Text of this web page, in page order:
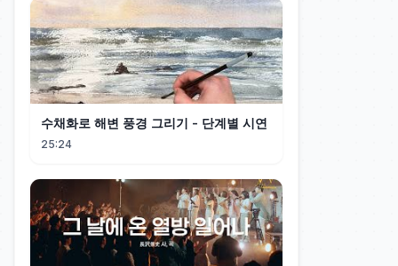
수채화로 해변 풍경 그리기 - 단계별 시연
25:24